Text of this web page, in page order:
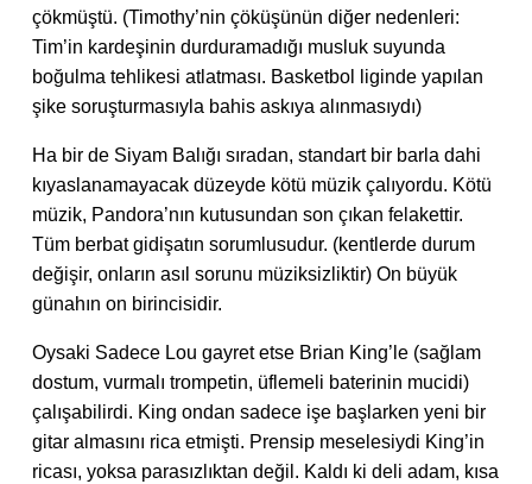
çökmüştü. (Timothy’nin çöküşünün diğer nedenleri:
Tim’in kardeşinin durduramadığı musluk suyunda
boğulma tehlikesi atlatması. Basketbol liginde yapılan
şike soruşturmasıyla bahis askıya alınmasıydı)
Ha bir de Siyam Balığı sıradan, standart bir barla dahi
kıyaslanamayacak düzeyde kötü müzik çalıyordu. Kötü
müzik, Pandora’nın kutusundan son çıkan felakettir.
Tüm berbat gidişatın sorumlusudur. (kentlerde durum
değişir, onların asıl sorunu müziksizliktir) On büyük
günahın on birincisidir.
Oysaki Sadece Lou gayret etse Brian King’le (sağlam
dostum, vurmalı trompetin, üflemeli baterinin mucidi)
çalışabilirdi. King ondan sadece işe başlarken yeni bir
gitar almasını rica etmişti. Prensip meselesiydi King’in
ricası, yoksa parasızlıktan değil. Kaldı ki deli adam, kısa